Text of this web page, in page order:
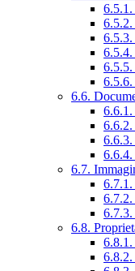
6.5.1.
6.5.6.
6.6.
6.7.
6.7.1.
6.8.